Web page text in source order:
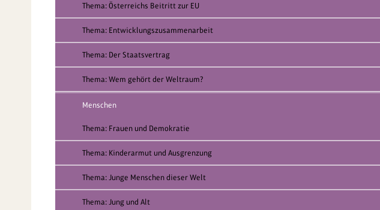
Thema: Österreichs Beitritt zur EU
Thema: Entwicklungszusammenarbeit
Thema: Der Staatsvertrag
Thema: Wem gehört der Weltraum?
Menschen
Thema: Frauen und Demokratie
Thema: Kinderarmut und Ausgrenzung
Thema: Junge Menschen dieser Welt
Thema: Jung und Alt